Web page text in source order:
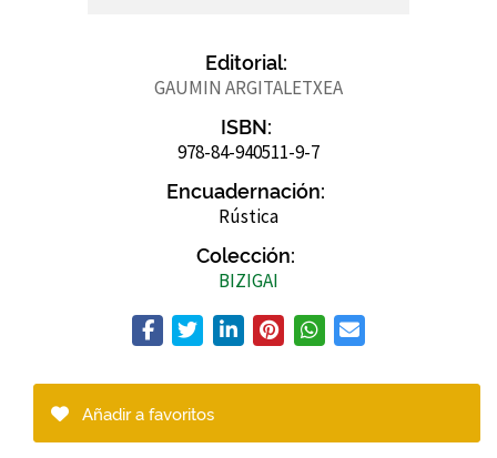
Editorial:
GAUMIN ARGITALETXEA
ISBN:
978-84-940511-9-7
Encuadernación:
Rústica
Colección:
BIZIGAI
Añadir a favoritos